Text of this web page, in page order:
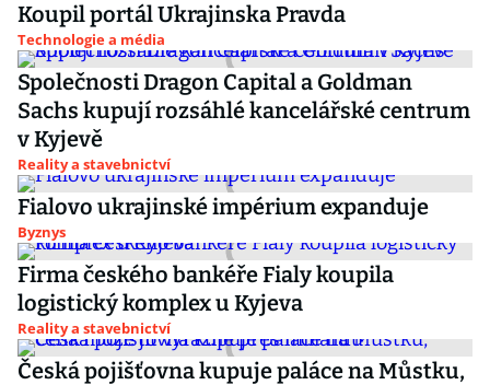
Koupil portál Ukrajinska Pravda
Technologie a média
Společnosti Dragon Capital a Goldman
Sachs kupují rozsáhlé kancelářské centrum
v Kyjevě
Reality a stavebnictví
Fialovo ukrajinské impérium expanduje
Byznys
Firma českého bankéře Fialy koupila
logistický komplex u Kyjeva
Reality a stavebnictví
Česká pojišťovna kupuje paláce na Můstku,